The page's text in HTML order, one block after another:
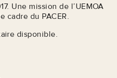
Une mission de l’UEMOA
cadre du PACER.
disponible.